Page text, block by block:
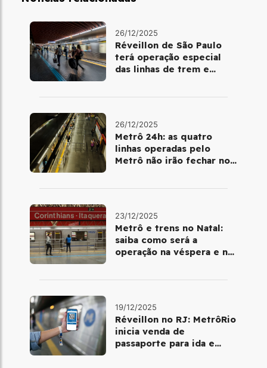
26/12/2025
Réveillon de São Paulo
terá operação especial
das linhas de trem e
26/12/2025
Metrô 24h: as quatro
linhas operadas pelo
Metrô não irão fechar no
23/12/2025
Metrô e trens no Natal:
saiba como será a
operação na véspera e no
19/12/2025
Réveillon no RJ: MetrôRio
inicia venda de
passaporte para ida e